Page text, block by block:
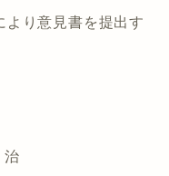
より意見書を提出す